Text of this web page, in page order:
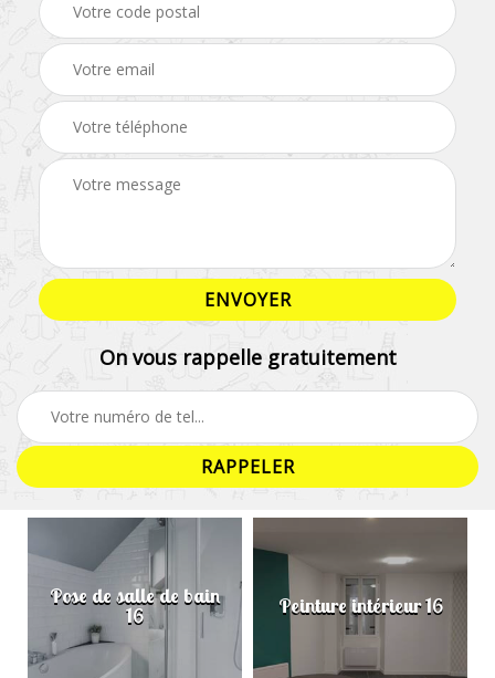
On vous rappelle gratuitement
Pose de salle de bain
16 Peinture intérieur 16